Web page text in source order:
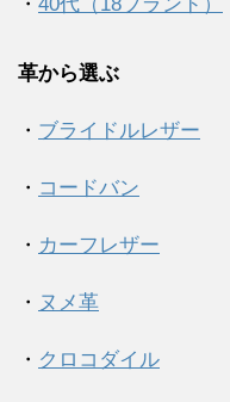
革から選ぶ
・ ブライドルレザー
・ コードバン
・ カーフレザー
・ ヌメ革
・ クロコダイル